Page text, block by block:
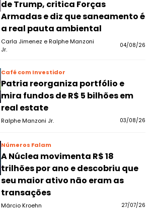
de Trump, critica Forças
Armadas e diz que saneamento é
a real pauta ambiental
Carla Jimenez e Ralphe Manzoni
Jr.
04/08/26
Café com Investidor
Patria reorganiza portfólio e
mira fundos de R$ 5 bilhões em
real estate
Ralphe Manzoni Jr. 03/08/26
Números Falam
A Núclea movimenta R$ 18
trilhões por ano e descobriu que
seu maior ativo não eram as
transações
Márcio Kroehn 27/07/26